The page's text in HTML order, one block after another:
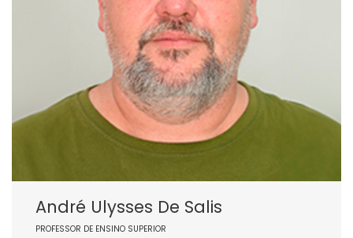
André Ulysses De Salis
PROFESSOR DE ENSINO SUPERIOR